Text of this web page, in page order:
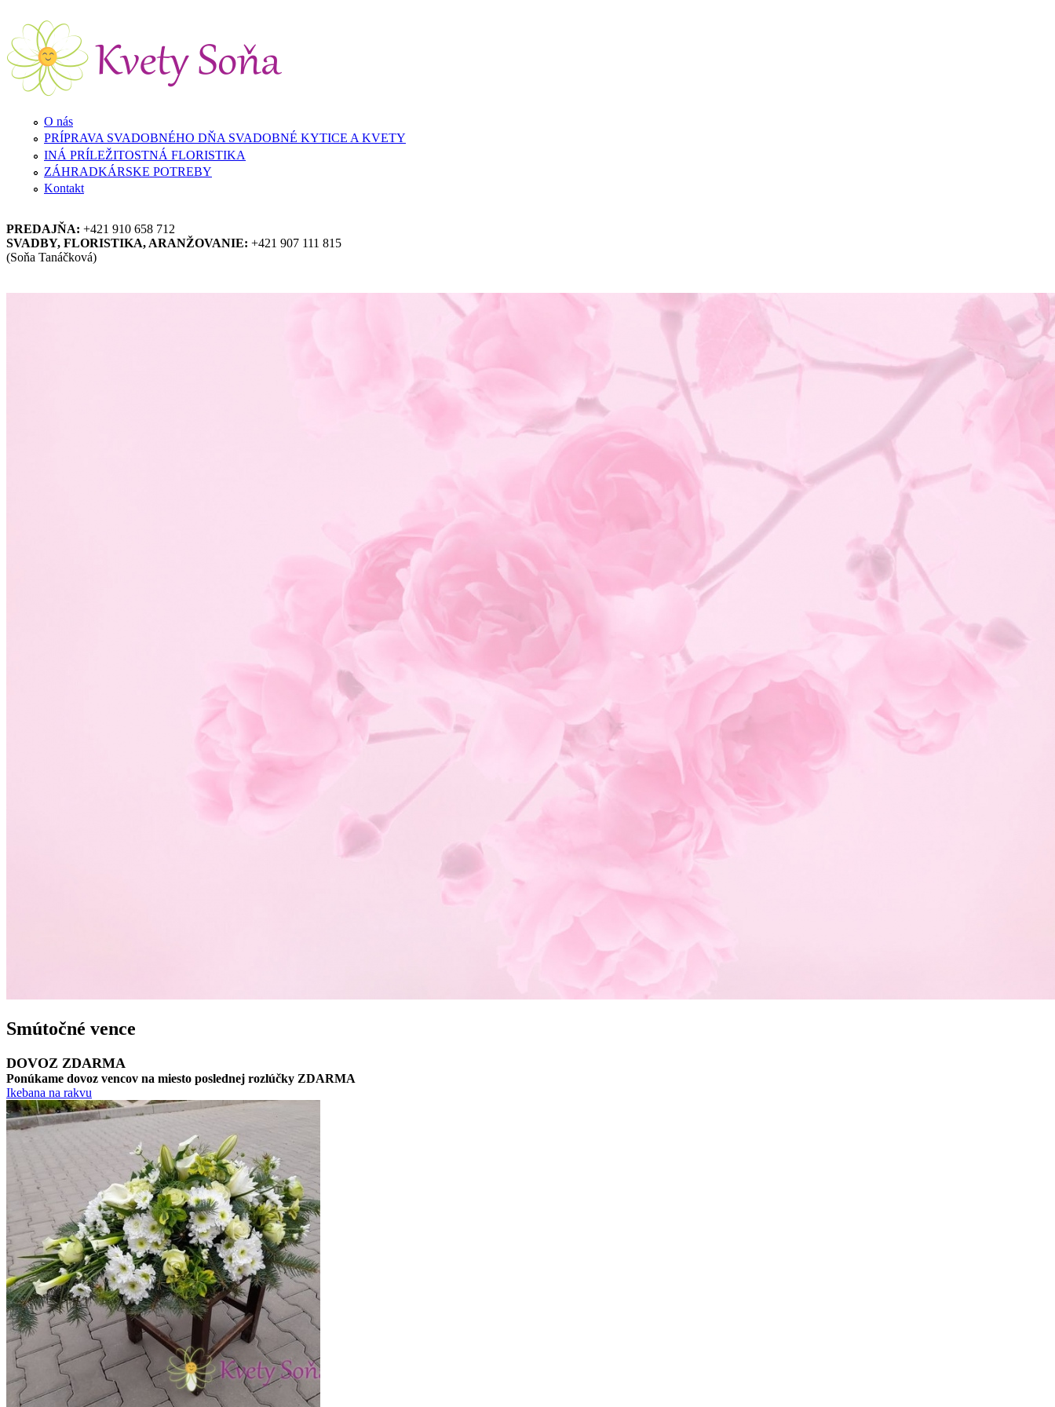
O nás
PRÍPRAVA SVADOBNÉHO DŇA SVADOBNÉ KYTICE A KVETY
INÁ PRÍLEŽITOSTNÁ FLORISTIKA
ZÁHRADKÁRSKE POTREBY
Kontakt
PREDAJŇA: +421 910 658 712
SVADBY, FLORISTIKA, ARANŽOVANIE: +421 907 111 815
(Soňa Tanáčková)
Smútočné vence
DOVOZ ZDARMA
Ponúkame dovoz vencov na miesto poslednej rozlúčky ZDARMA
Ikebana na rakvu